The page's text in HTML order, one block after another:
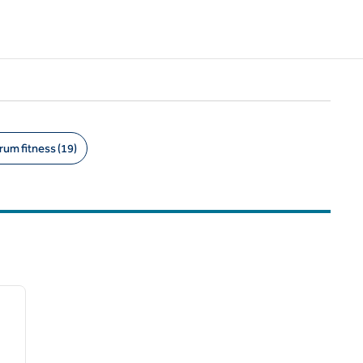
fitness (19)
następny obraz